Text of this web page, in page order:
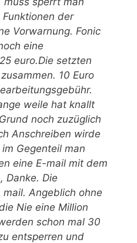
der
Vorwarnung. Fonic
eine
euro.Die setzten
10 Euro
weile hat knallt
noch zuzüglich
Anschreiben wirde
Gegenteil man
eine E-mail mit dem
Danke. Die
Angeblich ohne
Nie eine Million
schon mal 30
entsperren und